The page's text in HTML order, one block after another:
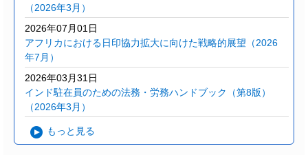
（2026年3月）
2026年07月01日
アフリカにおける日印協力拡大に向けた戦略的展望（2026
年7月）
2026年03月31日
インド駐在員のための法務・労務ハンドブック（第8版）
（2026年3月）
もっと見る